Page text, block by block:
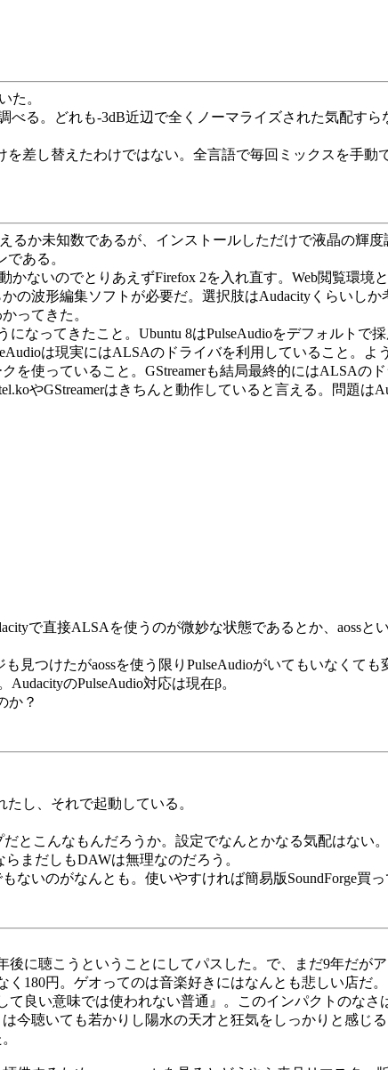
た。
る。どれも-3dB近辺で全くノーマライズされた気配す
を差し替えたわけではない。全言語で毎回ミックスを手
るか未知数であるが、インストールしただけで液晶の輝
ある。
ないのでとりあえずFirefox 2を入れ直す。Web閲覧環境
波形編集ソフトが必要だ。選択肢はAudacityくらいしか
ってきた。
なってきたこと。Ubuntu 8はPulseAudioをデフォルトで
は現実にはALSAのドライバを利用していること。よ
を使っていること。GStreamerも結局最終的にはALSAの
やGStreamerはきちんと動作していると言える。問題は
で直接ALSAを使うのが微妙な状態であるとか、aossと
見つけたがaossを使う限りPulseAudioがいてもいなくて
のPulseAudio対応は現在β。
か？
し、それで起動している。
とこんなもんだろうか。設定でなんとかなる気配はない
まだしもDAWは無理なのだろう。
いのがなんとも。使いやすければ簡易版SoundForge買っ
に聴こうということにしてパスした。で、まだ9年だが
180円。ゲオってのは音楽好きにはなんとも悲しい店だ。
良い意味では使われない普通』。このインパクトのなさ
聴いても若かりし陽水の天才と狂気をしっかりと感じる